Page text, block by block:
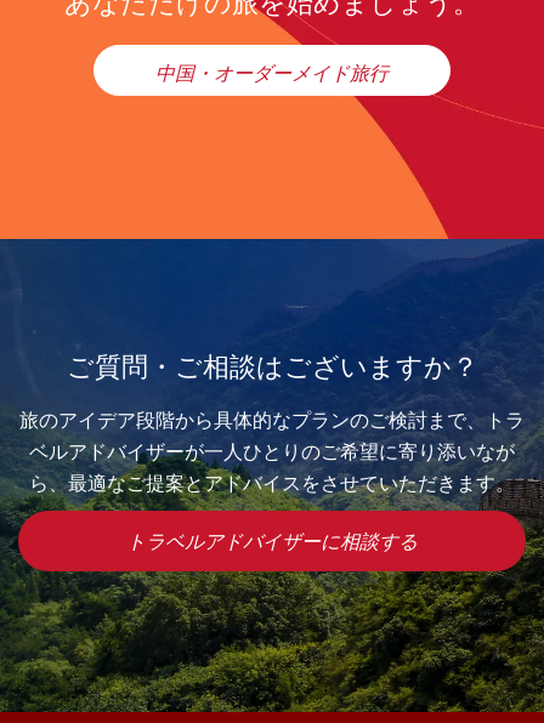
中国・オーダーメイド旅行
ご質問・ご相談はございますか？
旅のアイデア段階から具体的なプランのご検討まで、トラ
ベルアドバイザーが一人ひとりのご希望に寄り添いなが
ら、最適なご提案とアドバイスをさせていただきます。
トラベルアドバイザーに相談する